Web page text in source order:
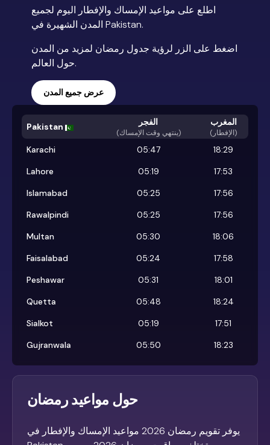
اطلع على مواعيد الإمساك والإفطار اليوم لجميع
المدن الشهيرة في Pakistan.
اضغط على الزر لرؤية جدول رمضان لمزيد من المدن
حول العالم.
عرض جميع المدن
Pakistan الفجر
(ينتهي وقت الإمساك)
المغرب
(الإفطار)
Karachi 05:47
18:29
Lahore
05:19
17:53
Islamabad
05:25
17:56
Rawalpindi
05:25
17:56
Multan
05:30
18:06
Faisalabad
05:24
17:58
Peshawar
05:31
18:01
Quetta
05:48
18:24
Sialkot
05:19
17:51
Gujranwala
05:50 18:23
حول مواعيد رمضان
يوفر تقويم رمضان 2026 مواعيد الإمساك والإفطار في